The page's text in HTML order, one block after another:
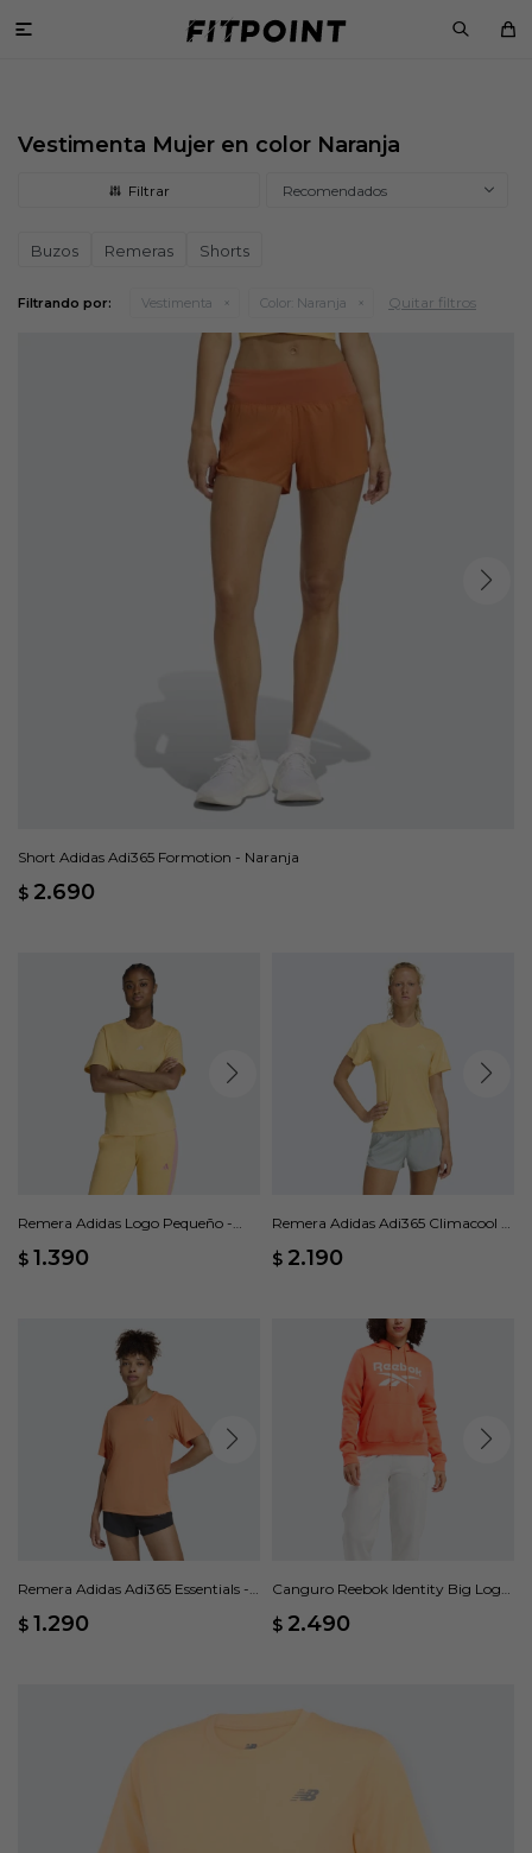

Vestimenta Mujer en color Naranja
Recomendados
Buzos Remeras Shorts
Filtrando por: Vestimenta Color: Naranja Quitar filtros
Short Adidas Adi365 Formotion - Naranja
$ 2.690
Remera Adidas Logo Pequeño -
$ 1.390
Remera Adidas Adi365 Climacool -
$ 2.190
Remera Adidas Adi365 Essentials -
$ 1.290
Canguro Reebok Identity Big Logo
$ 2.490